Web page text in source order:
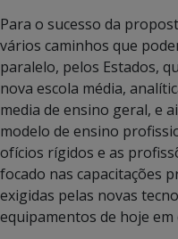
Para o sucesso da
vários caminhos que
paralelo, pelos Estados,
nova escola média,
media de ensino geral, e
modelo de ensino
ofícios rígidos e as
focado nas capacitações
exigidas pelas novas
equipamentos de hoje em